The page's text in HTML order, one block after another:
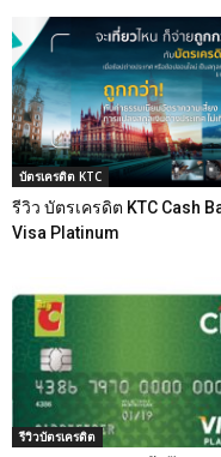
บัตรเครดิต KTC
รีวิว บัตรเครดิต KTC Cash
Visa Platinum
รีวิวบัตรเครดิต